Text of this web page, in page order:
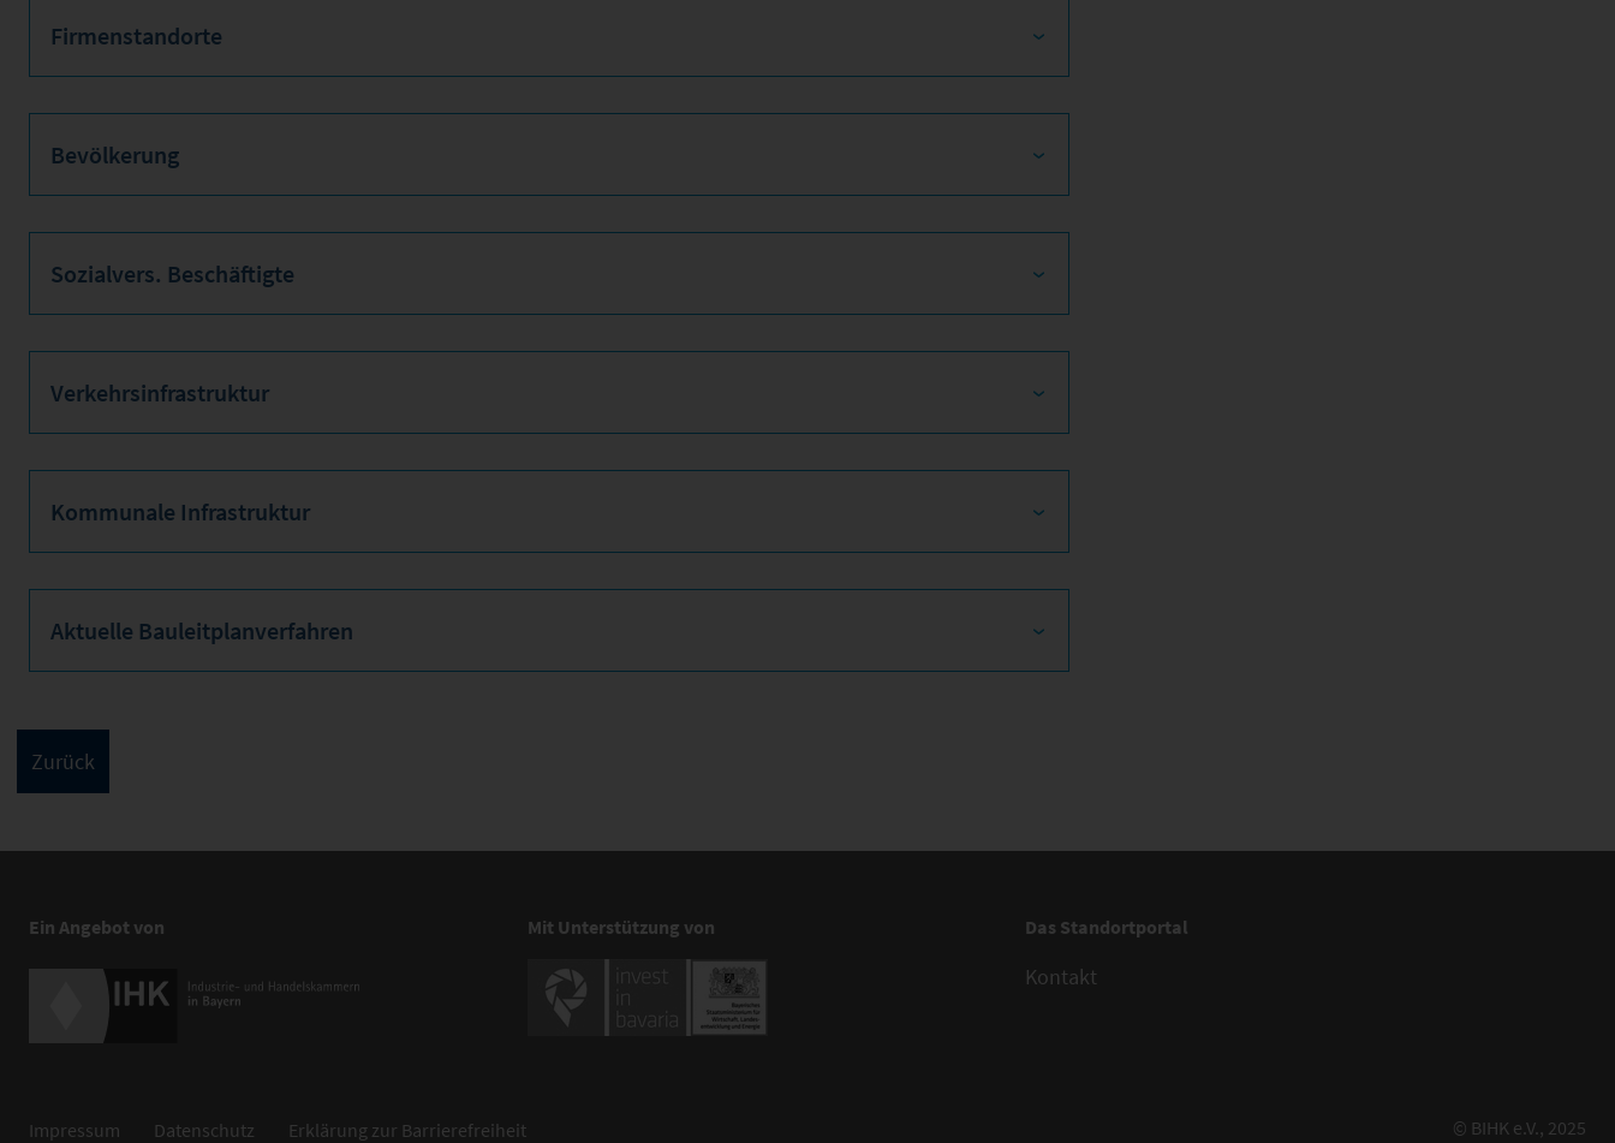
Firmenstandorte
Bevölkerung
Sozialvers. Beschäftigte
Verkehrsinfrastruktur
Kommunale Infrastruktur
Aktuelle Bauleitplanverfahren
Ein Angebot von Mit Unterstützung von Das Standortportal
Kontakt
Impressum Datenschutz Erklärung zur Barrierefreiheit © BIHK e.V., 2025